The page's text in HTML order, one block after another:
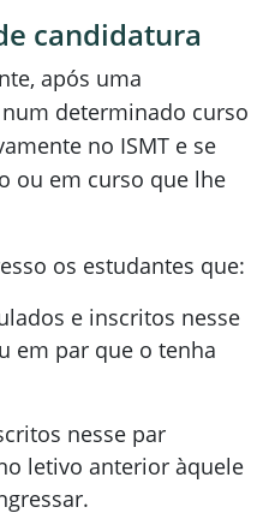
candidatura
após uma
determinado curso
no ISMT e se
ou em curso que lhe
os estudantes que:
e inscritos nesse
em par que o tenha
nesse par
letivo anterior àquele